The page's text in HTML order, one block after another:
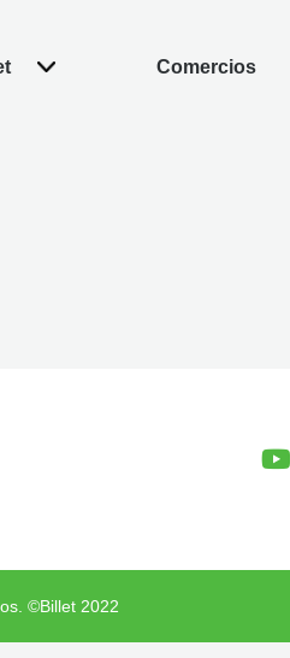
Comercios
©Billet 2022